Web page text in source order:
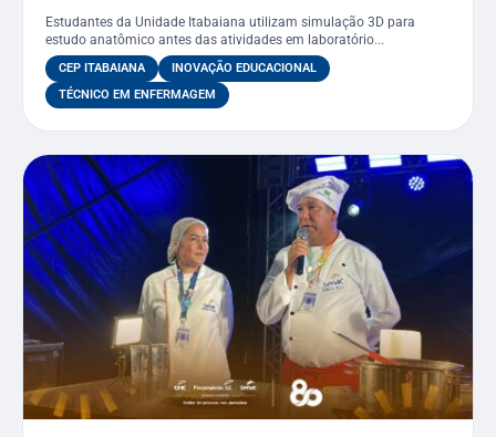
curso de Enfermagem
Estudantes da Unidade Itabaiana utilizam simulação 3D para
estudo anatômico antes das atividades em laboratório...
CEP ITABAIANA
INOVAÇÃO EDUCACIONAL
TÉCNICO EM ENFERMAGEM